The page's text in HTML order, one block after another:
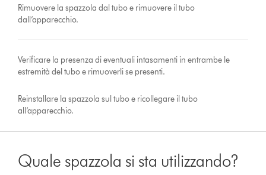
Rimuovere la spazzola dal tubo e rimuovere il tubo
dall’apparecchio.
Verificare la presenza di eventuali intasamenti in entrambe le
estremità del tubo e rimuoverli se presenti.
Reinstallare la spazzola sul tubo e ricollegare il tubo
all’apparecchio.
Quale spazzola si sta utilizzando?